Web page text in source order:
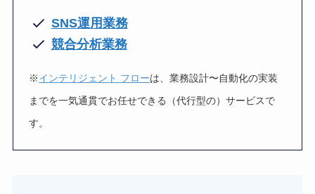
SNS運用業務
競合分析業務
※インテリジェント フローは、業務設計〜自動化の実装
までを一気通貫でお任せできる（代行型の）サービスで
す。